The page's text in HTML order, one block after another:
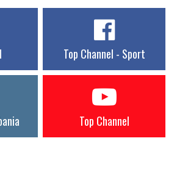
Top Channel - Sport
Top Channel